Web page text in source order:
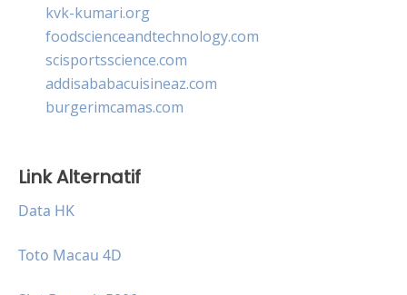
kvk-kumari.org
foodscienceandtechnology.com
scisportsscience.com
addisababacuisineaz.com
burgerimcamas.com
Link Alternatif
Data HK
Toto Macau 4D